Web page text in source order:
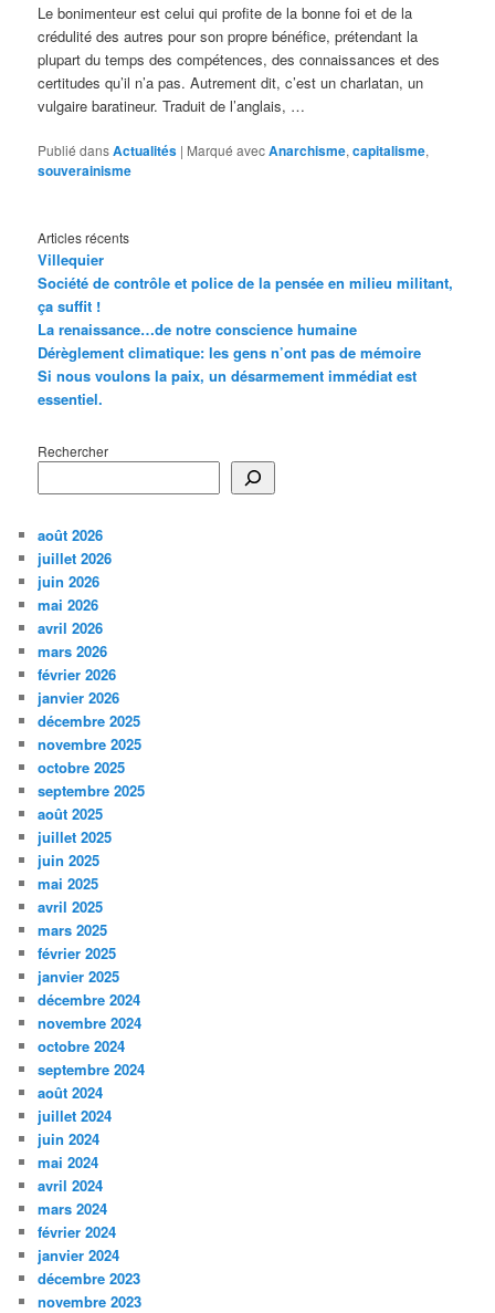
Le bonimenteur est celui qui profite de la bonne foi et de la
crédulité des autres pour son propre bénéfice, prétendant la
plupart du temps des compétences, des connaissances et des
certitudes qu’il n’a pas. Autrement dit, c’est un charlatan, un
vulgaire baratineur. Traduit de l’anglais, …
Publié dansActualités | Marqué avecAnarchisme,capitalisme,
souverainisme
Articles récents
Villequier
Société de contrôle et police de la pensée en milieu militant,
ça suffit !
La renaissance…de notre conscience humaine
Dérèglement climatique: les gens n’ont pas de mémoire
Si nous voulons la paix, un désarmement immédiat est
essentiel.
Rechercher
août 2026
juillet 2026
juin 2026
mai 2026
avril 2026
mars 2026
février 2026
janvier 2026
décembre 2025
novembre 2025
octobre 2025
septembre 2025
août 2025
juillet 2025
juin 2025
mai 2025
avril 2025
mars 2025
février 2025
janvier 2025
décembre 2024
novembre 2024
octobre 2024
septembre 2024
août 2024
juillet 2024
juin 2024
mai 2024
avril 2024
mars 2024
février 2024
janvier 2024
décembre 2023
novembre 2023